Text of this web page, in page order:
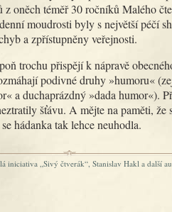
z oněch téměř 30 ročníků Malého
moudrosti byly s největší péčí
a zpřístupněny veřejnosti.
podivné druhy »humoru«
a duchaprázdný »dada humor«).
šťávu. A mějte na paměti, že
hádanka tak lehce neuhodla.
iniciativa „Sivý čtverák“, Stanislav Hakl a další